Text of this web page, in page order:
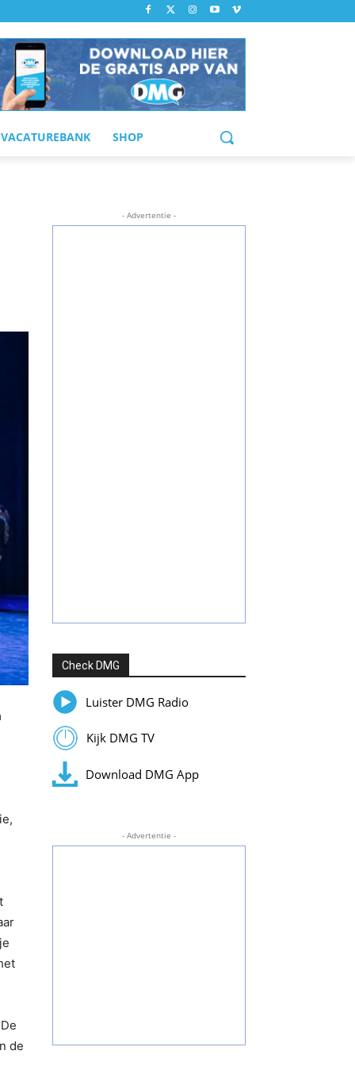
VACATUREBANK SHOP
de
- Advertentie -
Check DMG
Luister DMG Radio
Kijk DMG TV
Download DMG App
- Advertentie -